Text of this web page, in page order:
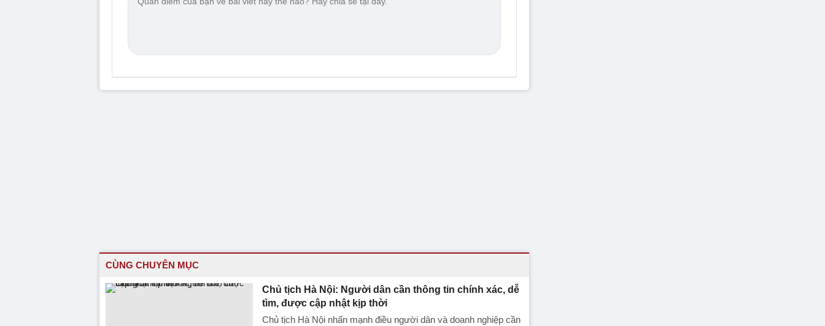
CÙNG CHUYÊN MỤC
Chủ tịch Hà Nội: Người dân cần thông tin chính xác, dễ
tìm, được cập nhật kịp thời
Chủ tịch Hà Nội nhấn mạnh điều người dân và doanh nghiệp cần